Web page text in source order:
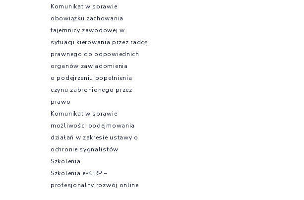
Komunikat w sprawie
obowiązku zachowania
tajemnicy zawodowej w
sytuacji kierowania przez radcę
prawnego do odpowiednich
organów zawiadomienia
o podejrzeniu popełnienia
czynu zabronionego przez
prawo
Komunikat w sprawie
możliwości podejmowania
działań w zakresie ustawy o
ochronie sygnalistów
Szkolenia
Szkolenia e-KIRP –
profesjonalny rozwój online